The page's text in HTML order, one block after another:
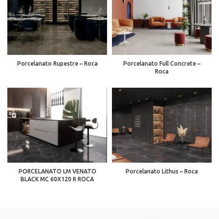
Porcelanato Rupestre – Roca
Porcelanato Full Concrete –
Roca
PORCELANATO LM VENATO
BLACK MC 60X120 R ROCA
Porcelanato Lithus – Roca